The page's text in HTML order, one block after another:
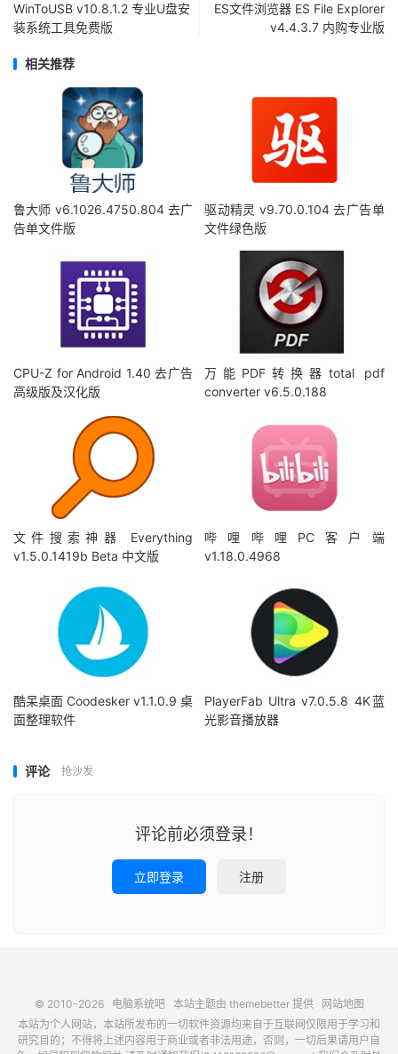
WinToUSB v10.8.1.2 专业U盘安
装系统工具免费版
ES文件浏览器 ES File Explorer
v4.4.3.7 内购专业版
相关推荐
鲁大师 v6.1026.4750.804 去广
告单文件版
驱动精灵 v9.70.0.104 去广告单
文件绿色版
CPU-Z for Android 1.40 去广告
高级版及汉化版
万能PDF转换器total pdf
converter v6.5.0.188
文件搜索神器 Everything
v1.5.0.1419b Beta 中文版
哔哩哔哩PC客户端
v1.18.0.4968
酷呆桌面 Coodesker v1.1.0.9 桌
面整理软件
PlayerFab Ultra v7.0.5.8 4K蓝
光影音播放器
评论 抢沙发
评论前必须登录！
立即登录 注册
© 2010-2026 电脑系统吧本站主题由 themebetter提供
网站地图
本站为个人网站，本站所发布的一切软件资源均来自于互联网仅限用于学习和
研究目的；不得将上述内容用于商业或者非法用途，否则，一切后果请用户自